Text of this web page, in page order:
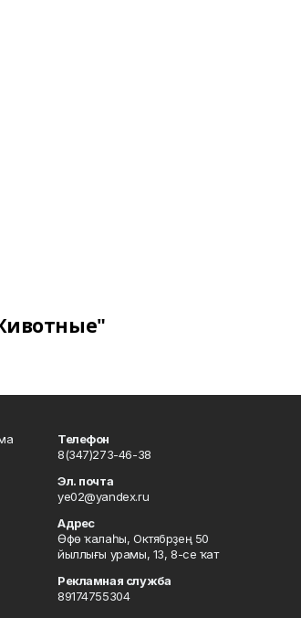
Телефон
8(347)273-46-38
Эл. почта
ye02@yandex.ru
Адрес
Өфө ҡалаһы, Октябрҙең 50
йыллығы урамы, 13, 8-се ҡат
Рекламная служба
89174755304